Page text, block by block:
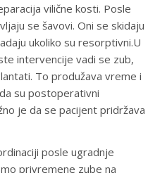
vilične kosti. Posle
se šavovi. Oni se skidaju
ukoliko su resorptivni.U
intervencije vadi se zub,
To produžava vreme i
su postoperativni
je da se pacijent pridržava
posle ugradnje
privremene zube na